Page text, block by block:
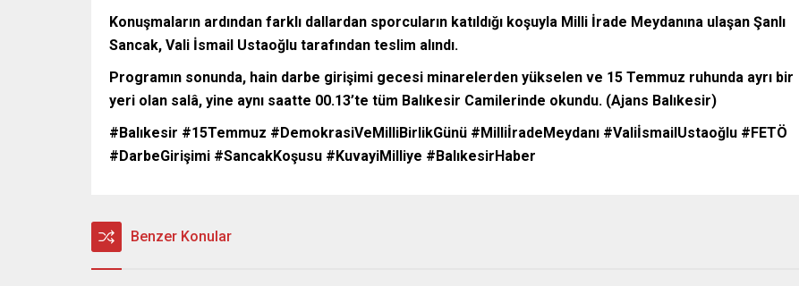
Konuşmaların ardından farklı dallardan sporcuların katıldığı koşuyla Milli İrade Meydanına ulaşan Şanlı
Sancak, Vali İsmail Ustaoğlu tarafından teslim alındı.
Programın sonunda, hain darbe girişimi gecesi minarelerden yükselen ve 15 Temmuz ruhunda ayrı bir
yeri olan salâ, yine aynı saatte 00.13’te tüm Balıkesir Camilerinde okundu. (Ajans Balıkesir)
#Balıkesir #15Temmuz #DemokrasiVeMilliBirlikGünü #MilliİradeMeydanı #ValiİsmailUstaoğlu #FETÖ
#DarbeGirişimi #SancakKoşusu #KuvayiMilliye #BalıkesirHaber
Benzer Konular